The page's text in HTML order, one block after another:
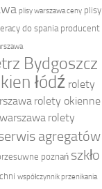
plisy warszawa ceny plisy
do spania producent
Bydgoszcz
łódź rolety
rolety okienne
rolety
agregatów
poznań szkło
współczynnik przenikania